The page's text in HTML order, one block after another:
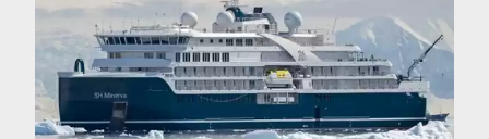
Mois de départ
Ports Compagnies
Rechercher